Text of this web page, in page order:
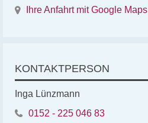
Ihre Anfahrt mit Google Maps
KONTAKTPERSON
Inga Lünzmann
0152 - 225 046 83